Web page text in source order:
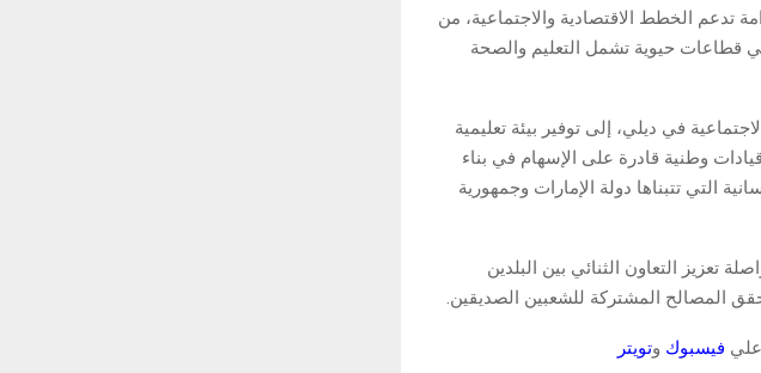
تدعم الخطط الاقتصادية والاجتماعية، من
قطاعات حيوية تشمل التعليم والصحة
في ديلي، إلى توفير بيئة تعليمية
وطنية قادرة على الإسهام في بناء
التي تتبناها دولة الإمارات وجمهورية
التعاون الثنائي بين البلدين
المصالح المشتركة للشعبين الصديقين.
علي فيسبوك وتويتر